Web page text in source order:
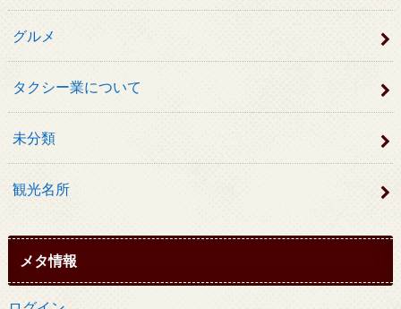
グルメ
タクシー業について
未分類
観光名所
メタ情報